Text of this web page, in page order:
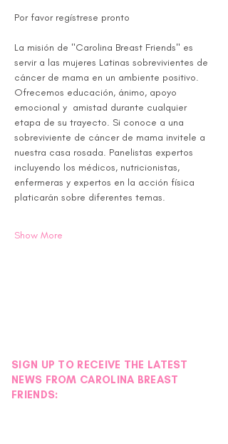
Por favor regístrese pronto
La misión de "Carolina Breast Friends" es
servir a las mujeres Latinas sobrevivientes de
cáncer de mama en un ambiente positivo.
Ofrecemos educación, ánimo, apoyo
emocional y  amistad durante cualquier
etapa de su trayecto. Si conoce a una
sobreviviente de cáncer de mama invitele a
nuestra casa rosada. Panelistas expertos
incluyendo los médicos, nutricionistas,
enfermeras y expertos en la acción física
platicarán sobre diferentes temas.
Show More
SIGN UP TO RECEIVE THE LATEST
NEWS FROM CAROLINA BREAST
FRIENDS: